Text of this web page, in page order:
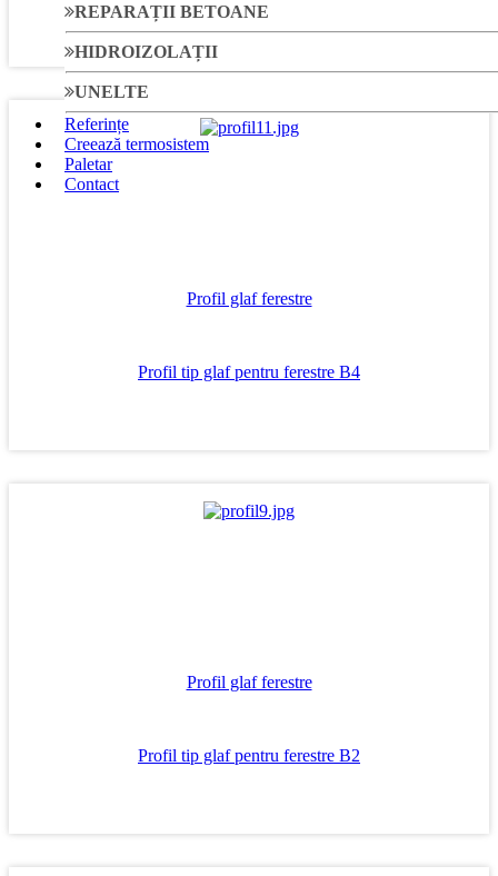
REPARAȚII BETOANE
HIDROIZOLAȚII
UNELTE
Referințe
Creează termosistem
Paletar
Contact
Profil glaf ferestre
Profil tip glaf pentru ferestre B4
Profil glaf ferestre
Profil tip glaf pentru ferestre B2